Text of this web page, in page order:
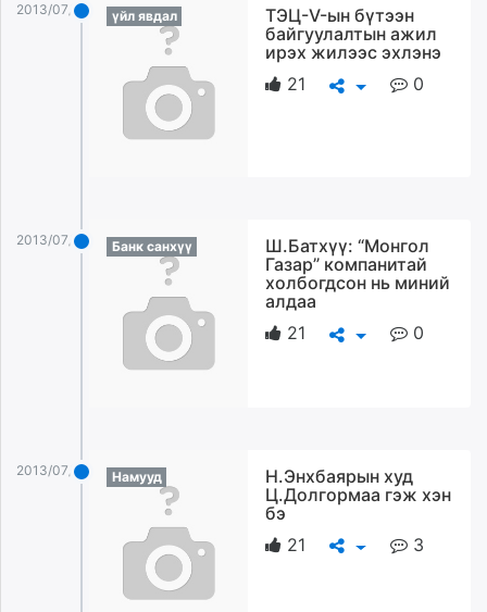
2013/07/24 үйл явдал
ТЭЦ-V-ын бүтээн
байгуулалтын ажил
ирэх жилээс эхлэнэ
21
0
2013/07/24 Банк санхүү
Ш.Батхүү: “Монгол
Газар” компанитай
холбогдсон нь миний
алдаа
21
0
2013/07/24 Намууд
Н.Энхбаярын худ
Ц.Долгормаа гэж хэн
бэ
21
3